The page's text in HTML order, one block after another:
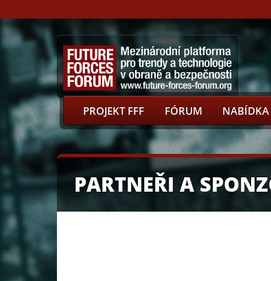
PROJEKT FFF FÓRUM NABÍDKA
PARTNEŘI A